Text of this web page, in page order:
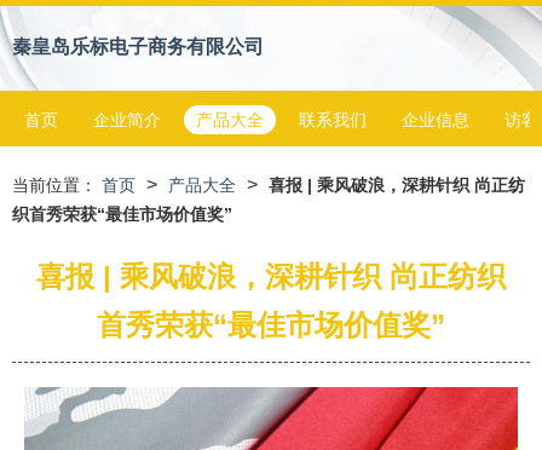
秦皇岛乐标电子商务有限公司
首页 企业简介 产品大全 联系我们 企业信息 访客
当前位置： 首页 > 产品大全 > 喜报 | 乘风破浪，深耕针织 尚正纺
织首秀荣获“最佳市场价值奖”
喜报 | 乘风破浪，深耕针织 尚正纺织
首秀荣获“最佳市场价值奖”